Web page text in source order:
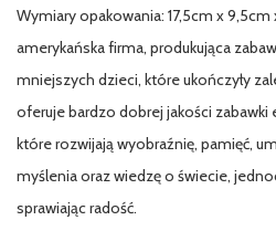
Wymiary opakowania: 17,5cm x
amerykańska firma, produkująca
mniejszych dzieci, które ukończyły
oferuje bardzo dobrej jakości zabawki
które rozwijają wyobraźnię, pamięć,
myślenia oraz wiedzę o świecie,
sprawiając radość.